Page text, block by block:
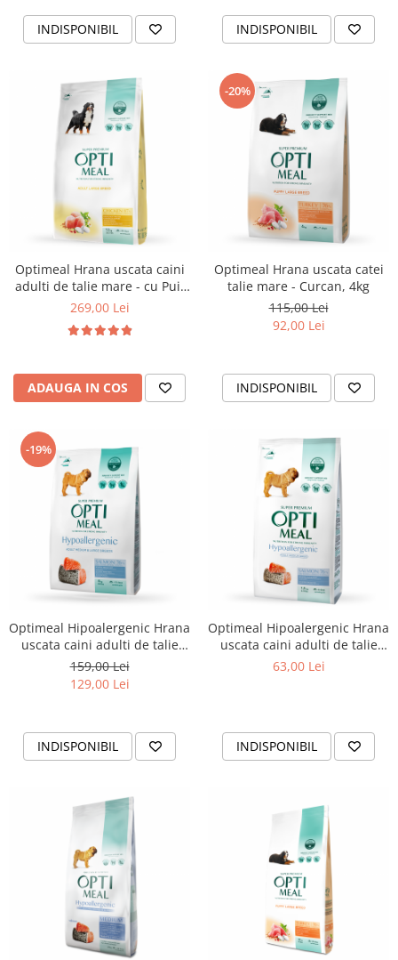
INDISPONIBIL INDISPONIBIL
Optimeal Hrana uscata caini
adulti de talie mare - cu Pui,
12kg
269,00 Lei
ADAUGA IN COS
-20%
Optimeal Hrana uscata catei
talie mare - Curcan, 4kg
115,00 Lei
92,00 Lei
INDISPONIBIL
-19%
Optimeal Hipoalergenic Hrana
uscata caini adulti de talie
medie si mare - cu somon,
4kg
159,00 Lei
129,00 Lei
INDISPONIBIL
Optimeal Hipoalergenic Hrana
uscata caini adulti de talie
medie si mare - cu somon, 1,5
63,00 Lei
INDISPONIBIL